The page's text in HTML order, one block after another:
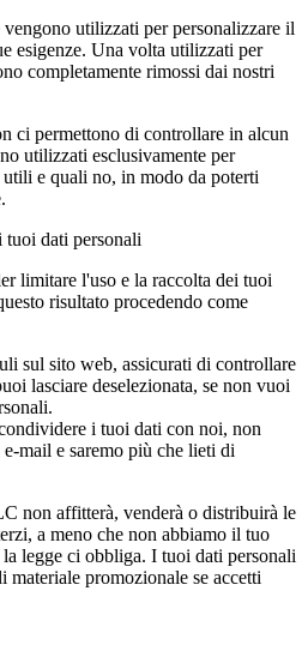
utilizzati per personalizzare il
esigenze. Una volta utilizzati per
completamente rimossi dai nostri
ci permettono di controllare in alcun
utilizzati esclusivamente per
e quali no, in modo da poterti
dati personali
limitare l'uso e la raccolta dei tuoi
risultato procedendo come
sul sito web, assicurati di controllare
lasciare deselezionata, se non vuoi
i tuoi dati con noi, non
mail e saremo più che lieti di
non affitterà, venderà o distribuirà le
a meno che non abbiamo il tuo
legge ci obbliga. I tuoi dati personali
promozionale se accetti